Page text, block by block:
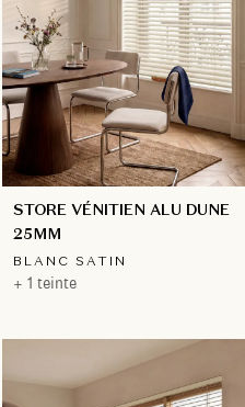
STORE VÉNITIEN ALU DUNE
25MM
BLANC SATIN
+ 1 teinte